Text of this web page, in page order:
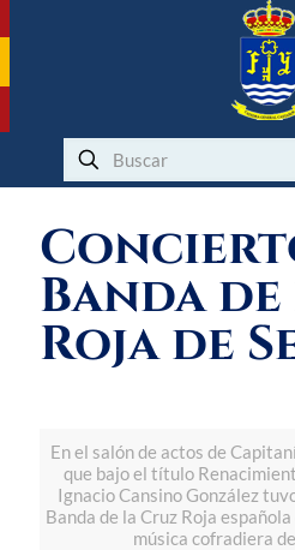
Banda
Roja de
En el salón de actos de
que bajo el título
Ignacio Cansino González
Banda de la Cruz Roja
música cofradiera